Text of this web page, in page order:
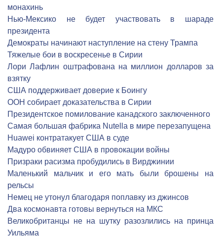
монахинь
Нью-Мексико не будет участвовать в шараде
президента
Демократы начинают наступление на стену Трампа
Тяжелые бои в воскресенье в Сирии
Лори Лафлин оштрафована на миллион долларов за
взятку
США поддерживает доверие к Боингу
ООН собирает доказательства в Сирии
Президентское помилование канадского заключенного
Самая большая фабрика Nutella в мире перезапущена
Huawei контратакует США в суде
Мадуро обвиняет США в провокации войны
Призраки расизма пробудились в Вирджинии
Маленький мальчик и его мать были брошены на
рельсы
Немец не утонул благодаря поплавку из джинсов
Два космонавта готовы вернуться на МКС
Великобританцы не на шутку разозлились на принца
Уильяма